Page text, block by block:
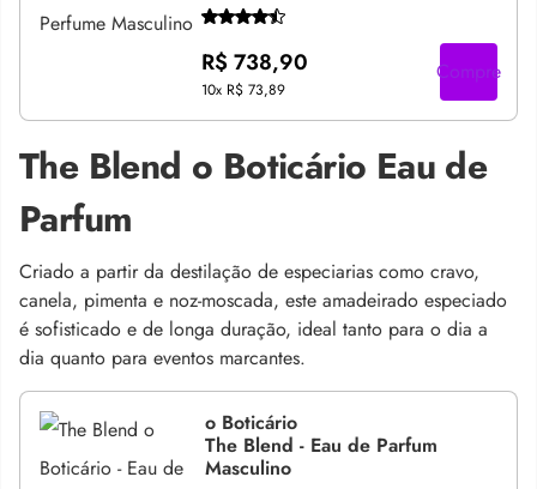
R$ 738,90
10x R$ 73,89
Compre
The Blend o Boticário Eau de
Parfum
Criado a partir da destilação de especiarias como cravo,
canela, pimenta e noz-moscada, este amadeirado especiado
é sofisticado e de longa duração, ideal tanto para o dia a
dia quanto para eventos marcantes.
o Boticário
The Blend - Eau de Parfum
Masculino